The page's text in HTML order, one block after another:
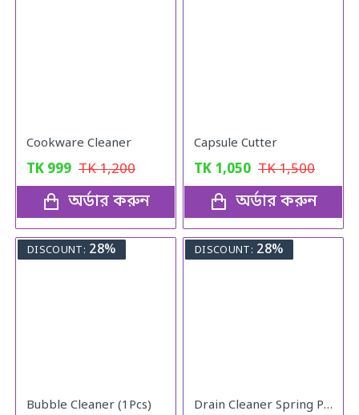
Cookware Cleaner
TK 999 TK1,200
অর্ডার করুন
Capsule Cutter
TK 1,050 TK1,500
অর্ডার করুন
DISCOUNT: 28%
Bubble Cleaner (1Pcs)
DISCOUNT: 28%
Drain Cleaner Spring Pipe